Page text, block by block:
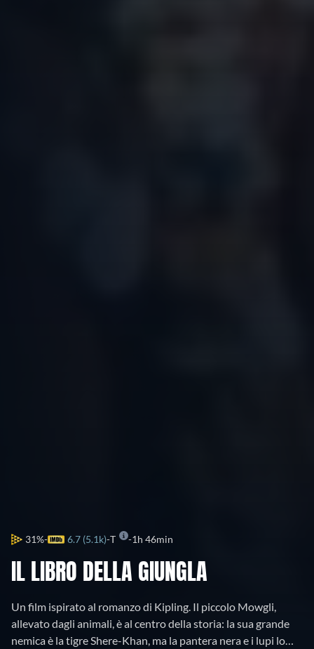
31% 6.7 (5.1k) T 1h 46min
IL LIBRO DELLA GIUNGLA
Un film ispirato al romanzo di Kipling. Il piccolo Mowgli,
allevato dagli animali, è al centro della storia: la sua grande
nemica è la tigre Shere-Khan, ma la pantera nera e i lupi lo